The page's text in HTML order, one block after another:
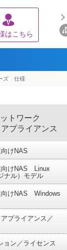
はこちら
ズ 仕様
トワーク
プライアンス
けNAS
向けNAS Linux
ナル）モデル
向けNAS Windows
プライアンス／
ョン／ライセンス